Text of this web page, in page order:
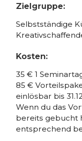
Zielgruppe:
Selbstständige
Kosten:
35 € 1
85 €
einlösbar bis
Wenn du das
bereits gebucht
entsprechend